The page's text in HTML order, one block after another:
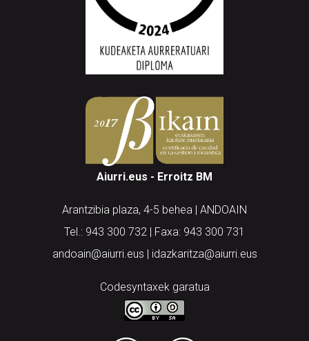
Aiurri.eus - Erroitz BM
Arantzibia plaza, 4-5 behea | ANDOAIN
Tel.: 943 300 732 | Faxa: 943 300 731
andoain@aiurri.eus | idazkaritza@aiurri.eus
Codesyntaxek garatua